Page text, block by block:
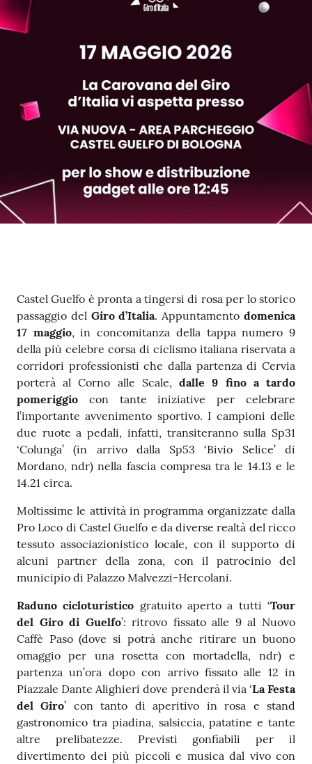
Contenuto
Castel Guelfo è pronta a tingersi di rosa per lo storico
passaggio del Giro d’Italia. Appuntamentodomenica
17 maggio, in concomitanza della tappa numero 9
della più celebre corsa di ciclismo italiana riservata a
corridori professionisti che dalla partenza di Cervia
porterà al Corno alle Scale,dalle 9 fino a tardo
pomeriggio con tante iniziative per celebrare
l’importante avvenimento sportivo. I campioni delle
due ruote a pedali, infatti, transiteranno sulla Sp31
‘Colunga’ (in arrivo dalla Sp53 ‘Bivio Selice’ di
Mordano, ndr) nella fascia compresa tra le 14.13 e le
14.21 circa.
Moltissime le attività in programma organizzate dalla
Pro Loco di Castel Guelfo e da diverse realtà del ricco
tessuto associazionistico locale, con il supporto di
alcuni partner della zona, con il patrocinio del
municipio di Palazzo Malvezzi-Hercolani.
Raduno cicloturistico gratuito aperto a tutti ‘Tour
del Giro di Guelfo’: ritrovo fissato alle 9 al Nuovo
Caffè Paso (dove si potrà anche ritirare un buono
omaggio per una rosetta con mortadella, ndr) e
partenza un’ora dopo con arrivo fissato alle 12 in
Piazzale Dante Alighieri dove prenderà il via ‘La Festa
del Giro’ con tanto di aperitivo in rosa e stand
gastronomico tra piadina, salsiccia, patatine e tante
altre prelibatezze. Previsti gonfiabili per il
divertimento dei più piccoli e musica dal vivo con